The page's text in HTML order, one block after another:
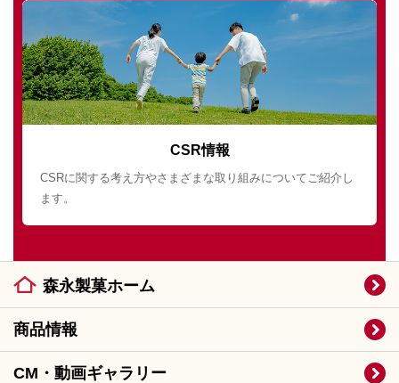
CSR情報
CSRに関する考え方やさまざまな取り組みについてご紹介し
ます。
森永製菓ホーム
商品情報
CM・動画ギャラリー